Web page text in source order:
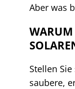
Aber was
WARUM
Stellen
saubere,